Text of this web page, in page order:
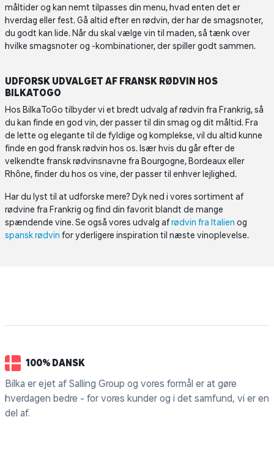
måltider og kan nemt tilpasses din menu, hvad enten det er
hverdag eller fest. Gå altid efter en rødvin, der har de smagsnoter,
du godt kan lide. Når du skal vælge vin til maden, så tænk over
hvilke smagsnoter og -kombinationer, der spiller godt sammen.
UDFORSK UDVALGET AF FRANSK RØDVIN HOS
BILKATOGO
Hos BilkaToGo tilbyder vi et bredt udvalg af rødvin fra Frankrig, så
du kan finde en god vin, der passer til din smag og dit måltid. Fra
de lette og elegante til de fyldige og komplekse, vil du altid kunne
finde en god fransk rødvin hos os. Især hvis du går efter de
velkendte fransk rødvinsnavne fra Bourgogne, Bordeaux eller
Rhône, finder du hos os vine, der passer til enhver lejlighed.
Har du lyst til at udforske mere? Dyk ned i vores sortiment af
rødvine fra Frankrig og find din favorit blandt de mange
spændende vine. Se også vores udvalg afrødvin fra Italien og
spansk rødvin for yderligere inspiration til næste vinoplevelse.
100% DANSK
Bilka er ejet af Salling Group og vores formål er at gøre
hverdagen bedre - for vores kunder og i det samfund, vi er en
del af.